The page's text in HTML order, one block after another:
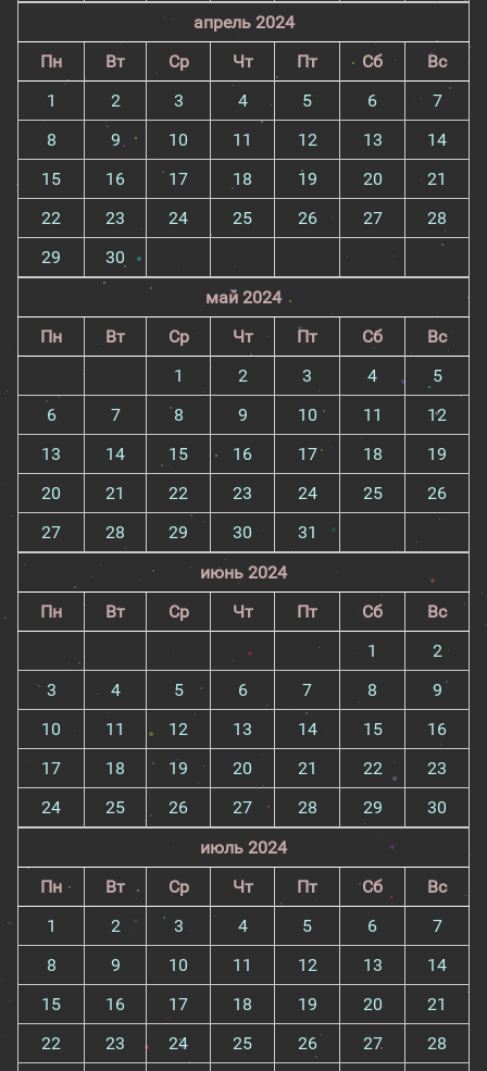
апрель 2024
Пн
Вт Ср Чт Пт Сб
Вс
1
2 3 4 5 6
7
8
9 10 11 12 13
14
15
16 17 18 19 20
21
22
23 24 25 26 27
28
29
30
май 2024
Пн
Вт Ср Чт Пт Сб
Вс
1
2 3 4
5
6
7 8 9 10 11
12
13
14 15 16 17 18
19
20
21 22 23 24 25
26
27
28 29 30
31
июнь 2024
Пн
Вт Ср Чт Пт Сб
Вс
1
2
3
4 5 6 7 8
9
10
11 12 13 14 15
16
17
18 19 20 21 22
23
24
25 26 27 28 29
30
июль 2024
Пн
Вт Ср Чт Пт Сб
Вс
1
2 3 4 5 6
7
8
9 10 11 12 13
14
15
16 17 18 19 20
21
22
23 24 25 26 27
28